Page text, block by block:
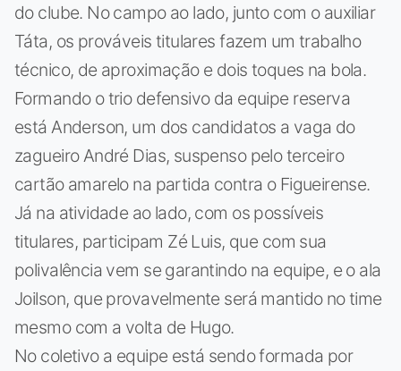
do clube. No campo ao lado, junto com o auxiliar
Táta, os prováveis titulares fazem um trabalho
técnico, de aproximação e dois toques na bola.
Formando o trio defensivo da equipe reserva
está Anderson, um dos candidatos a vaga do
zagueiro André Dias, suspenso pelo terceiro
cartão amarelo na partida contra o Figueirense.
Já na atividade ao lado, com os possíveis
titulares, participam Zé Luis, que com sua
polivalência vem se garantindo na equipe, e o ala
Joilson, que provavelmente será mantido no time
mesmo com a volta de Hugo.
No coletivo a equipe está sendo formada por